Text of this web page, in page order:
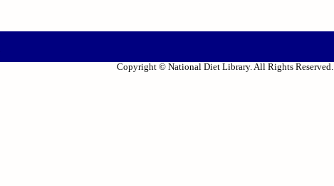
Copyright © National Diet Library. All Rights Reserved.